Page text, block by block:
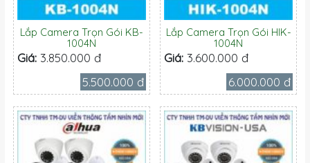
Lắp Camera Trọn Gói KB-
1004N
Giá: 3.850.000 đ
5.500.000 đ
Lắp Camera Trọn Gói HIK-
1004N
Giá: 3.600.000 đ
6.000.000 đ